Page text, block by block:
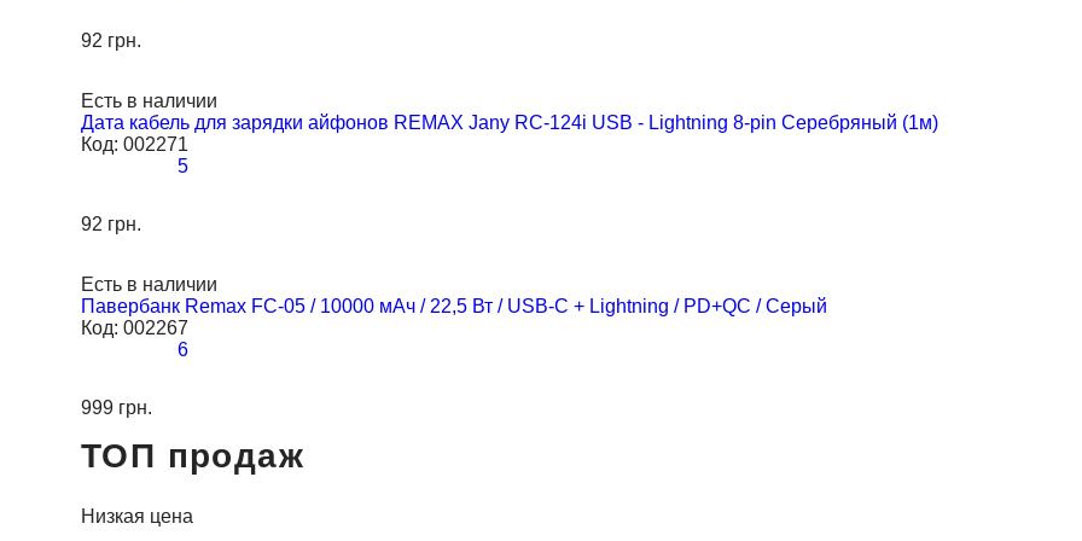
92 грн.
Есть в наличии
Дата кабель для зарядки айфонов REMAX Jany RC-124i USB - Lightning 8-pin Серебряный (1м)
Код: 002271
5
92 грн.
Есть в наличии
Павербанк Remax FC-05 / 10000 мАч / 22,5 Вт / USB-C + Lightning / PD+QC / Серый
Код: 002267
6
999 грн.
ТОП продаж
Низкая цена